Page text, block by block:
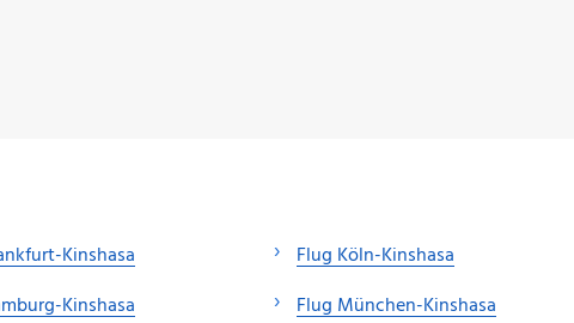
Kinshasa
Kinshasa
Flug Köln-Kinshasa
Flug München-Kinshasa